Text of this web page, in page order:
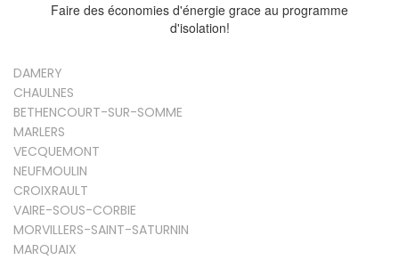
Faire des économies d'énergie grace au programme
d'isolation!
DAMERY
CHAULNES
BETHENCOURT-SUR-SOMME
MARLERS
VECQUEMONT
NEUFMOULIN
CROIXRAULT
VAIRE-SOUS-CORBIE
MORVILLERS-SAINT-SATURNIN
MARQUAIX